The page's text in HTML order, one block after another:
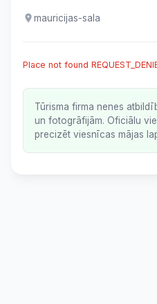
mauricijas-sala
Place not found
Tūrisma firma nenes
un fotogrāfijām. Oficiālu
precizēt viesnīcas mājas